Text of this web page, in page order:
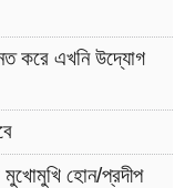
করে এখনি উদ্যোগ
মুখোমুখি হোন/প্রদীপ